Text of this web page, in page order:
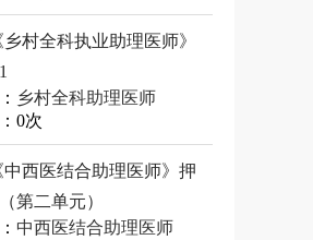
乡村全科执业助理医师》
乡村全科助理医师
0次
中西医结合助理医师》押
第二单元）
中西医结合助理医师